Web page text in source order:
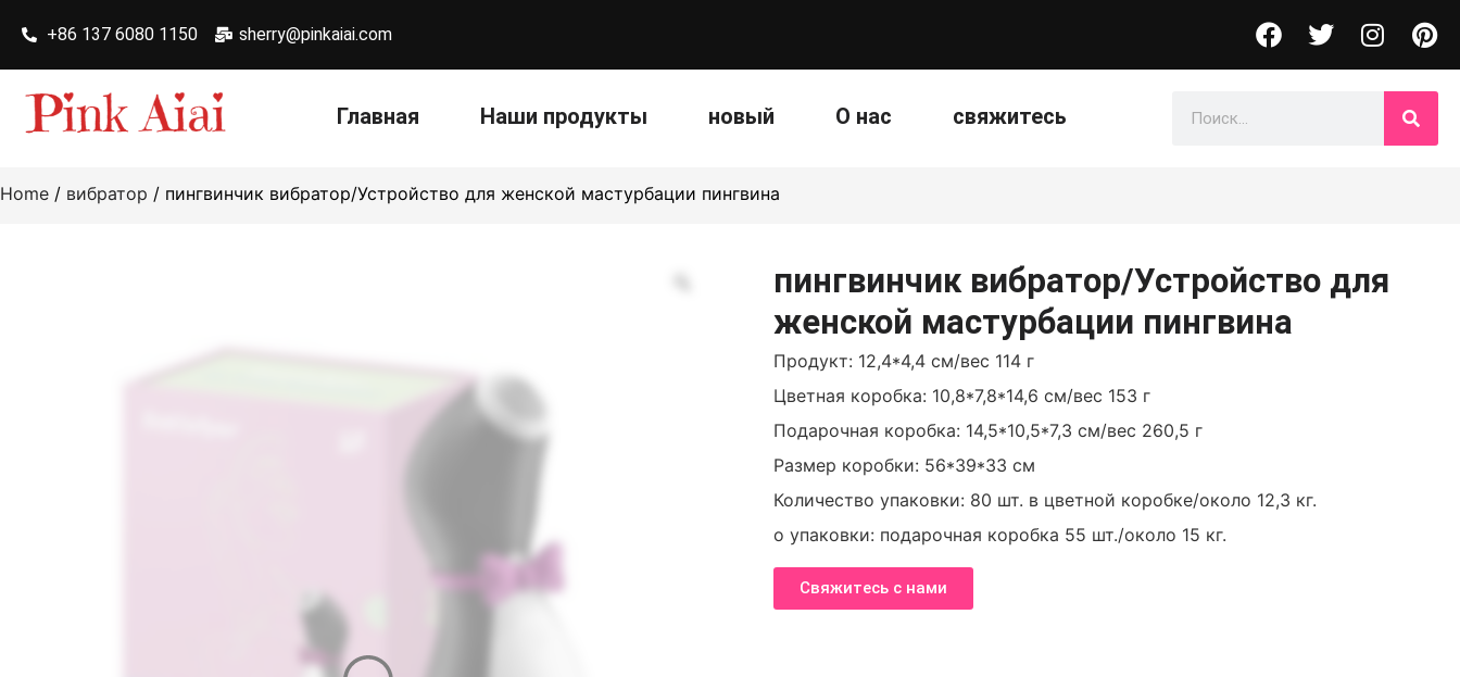
+86 137 6080 1150 sherry@pinkaiai.com
Главная Наши продукты новый О нас свяжитесь
Home / вибратор / пингвинчик вибратор/Устройство для женской мастурбации пингвина
пингвинчик вибратор/Устройство для
женской мастурбации пингвина
Продукт: 12,4*4,4 см/вес 114 г
Цветная коробка: 10,8*7,8*14,6 см/вес 153 г
Подарочная коробка: 14,5*10,5*7,3 см/вес 260,5 г
Размер коробки: 56*39*33 см
Количество упаковки: 80 шт. в цветной коробке/около 12,3 кг.
о упаковки: подарочная коробка 55 шт./около 15 кг.
Свяжитесь с нами